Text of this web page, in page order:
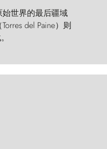
始世界的最后疆域
del Paine）则